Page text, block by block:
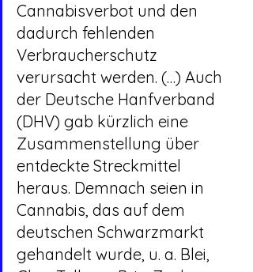
Cannabisverbot und den
dadurch fehlenden
Verbraucherschutz
verursacht werden. (…) Auch
der Deutsche Hanfverband
(DHV) gab kürzlich eine
Zusammenstellung über
entdeckte Streckmittel
heraus. Demnach seien in
Cannabis, das auf dem
deutschen Schwarzmarkt
gehandelt wurde, u. a. Blei,